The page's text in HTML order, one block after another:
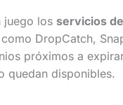
juego los servicios
DropCatch,
próximos a
quedan disponibles.